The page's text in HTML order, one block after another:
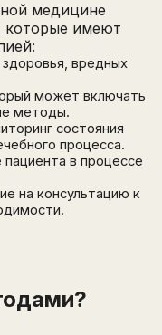
медицине
которые имеют
вредных
может включать
методы.
состояния
процесса.
в процессе
на консультацию к